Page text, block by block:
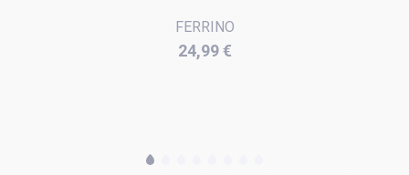
FERRINO
Prix
24,99 €